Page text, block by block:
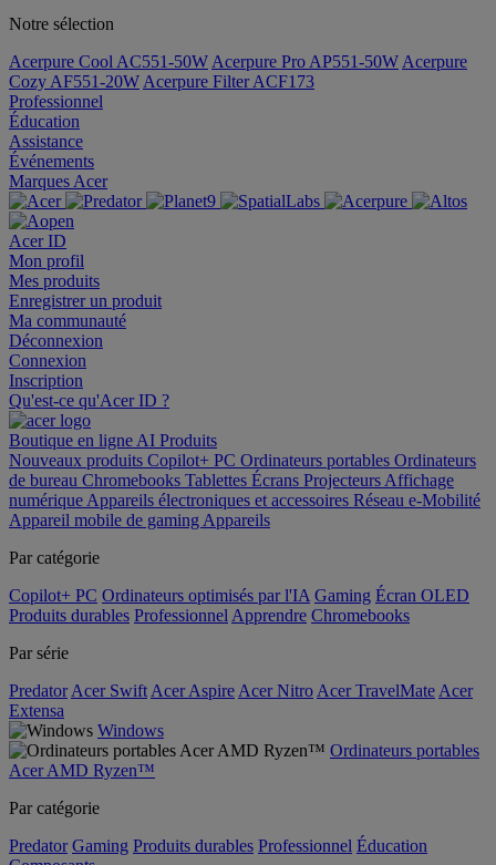
Notre sélection
Acerpure Cool AC551-50W Acerpure Pro AP551-50W Acerpure
Cozy AF551-20W Acerpure Filter ACF173
Professionnel
Éducation
Assistance
Événements
Marques Acer
Acer ID
Mon profil
Mes produits
Enregistrer un produit
Ma communauté
Déconnexion
Connexion
Inscription
Qu'est-ce qu'Acer ID ?
Boutique en ligne AI Produits
Nouveaux produits Copilot+ PC Ordinateurs portables Ordinateurs
de bureau Chromebooks Tablettes Écrans Projecteurs Affichage
numérique Appareils électroniques et accessoires Réseau e-Mobilité
Appareil mobile de gaming Appareils
Par catégorie
Copilot+ PC Ordinateurs optimisés par l'IA Gaming Écran OLED
Produits durables Professionnel Apprendre Chromebooks
Par série
Predator Acer Swift Acer Aspire Acer Nitro Acer TravelMate Acer
Extensa
Windows
Ordinateurs portables
Acer AMD Ryzen™
Par catégorie
Predator Gaming Produits durables Professionnel Éducation